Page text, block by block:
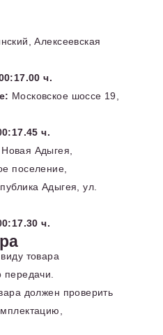
Алексеевская
ч.
Московское шоссе 19,
ч.
Адыгея,
поселение,
Адыгея, ул.
ч.
товара
должен проверить